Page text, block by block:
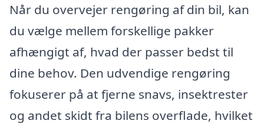
Når du overvejer rengøring af din bil, kan
du vælge mellem forskellige pakker
afhængigt af, hvad der passer bedst til
dine behov. Den udvendige rengøring
fokuserer på at fjerne snavs, insektrester
og andet skidt fra bilens overflade, hvilket